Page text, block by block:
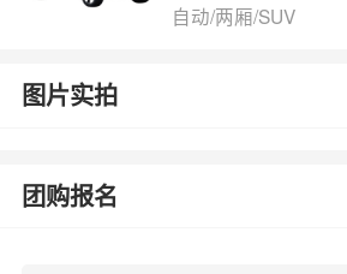
自动/两厢/SUV
图片实拍
团购报名